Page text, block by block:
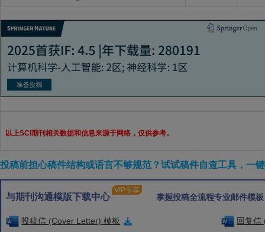
以上SCI期刊相关数据和信息来源于网络，仅供参考。
投稿前担心稿件结构或语言不够规范？试试稿件自查工具，一
与期刊沟通模版下载中心
VIP专享
掌握投稿全流程专业邮件模
投稿信 (Cover Letter) 模板 回复信